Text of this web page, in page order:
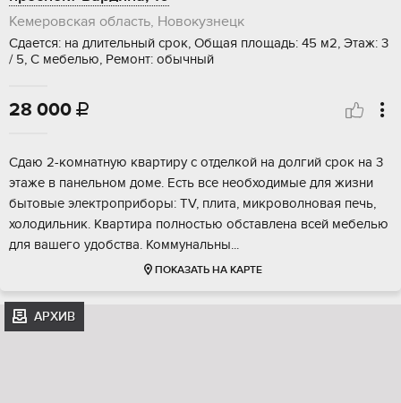
Кемеровская область, Новокузнецк
Сдается: на длительный срок, Общая площадь: 45 м2, Этаж: 3
/ 5, С мебелью, Ремонт: обычный
28 000 
Сдаю 2-комнатную квартиру с отделкой на долгий срок на 3
этаже в панельном доме. Есть все необходимые для жизни
бытовые электроприборы: TV, плита, микроволновая печь,
холодильник. Квартира полностью обставлена всей мебелью
для вашего удобства. Коммунальны...
ПОКАЗАТЬ НА КАРТЕ
АРХИВ